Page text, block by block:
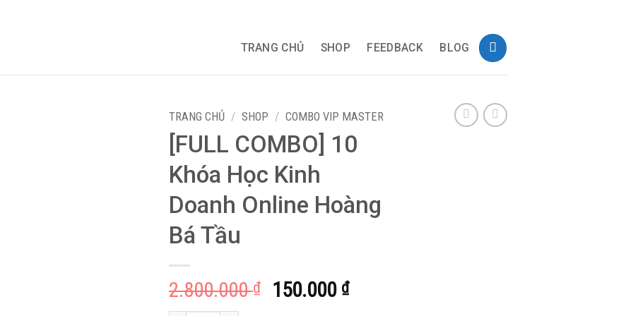
TRANG CHỦ SHOP FEEDBACK BLOG
TRANG CHỦ / SHOP / COMBO VIP MASTER
[FULL COMBO] 10
Khóa Học Kinh
Doanh Online Hoàng
Bá Tầu
2.800.000₫
Giá
150.000 ₫Giá